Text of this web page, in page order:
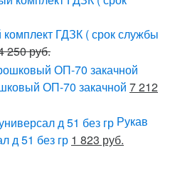
ГДЗК ( срок службы
250 руб.
ОП-70 закачной 7 212
Рукав
д 51 без гр 1 823 руб.